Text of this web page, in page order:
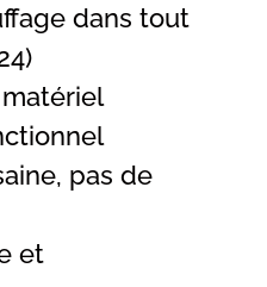
dans tout
pas de
et